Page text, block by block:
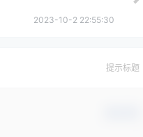
2023-10-2 22:55:30
提示标题